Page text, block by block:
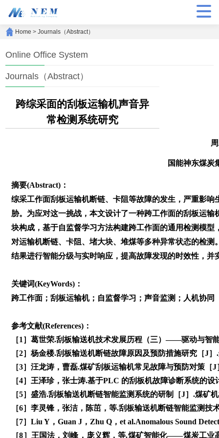
Home >Journals（Abstract）
Online Office System
Journals（Abstract）
跨综采面的刮板运输机声音异
常检测系统研究
国能神东煤炭
摘要(Abstract)：
综采工作面刮板运输机断链、卡阻等故障的发生，严重影
胁。为应对这一挑战，本文设计了一种跨工作面的刮板运
块构成，基于自监督学习方法构建跨工作面的通用检测模
对运输机断链、卡阻、堵大块、堆煤等多种异常状态的检
结果进行智能分级与实时响应，提高故障发现的时效性，
关键词(KeyWords)：
跨工作面；刮板运输机；自监督学习；声音监测；人机协同
参考文献(References)：
［1］葛世荣.刮板输送机技术发展历程（三）——驱动与智
［2］杨金楼.刮板输送机断链故障原因及预防措施研究［J
［3］汪龙涛，曹磊.煤矿刮板运输机常见故障与预防对策［
［4］王泽珍，张士涛.基于PLC 的刮板机故障诊断系统的
［5］盛浩.刮板输送机断链智能监测系统的研制［J］.煤矿
［6］李灵锋，张洁，陈茁，等.刮板输送机断链智能监测技
［7］Liu Y，Guan J，Zhu Q，et al.Anomalous Sound
［8］王国法，刘峰，庞义辉，等.煤矿智能化——煤炭工业